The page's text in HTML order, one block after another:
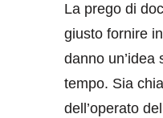
La prego di
giusto fornire
danno un’idea
tempo. Sia
dell’operato